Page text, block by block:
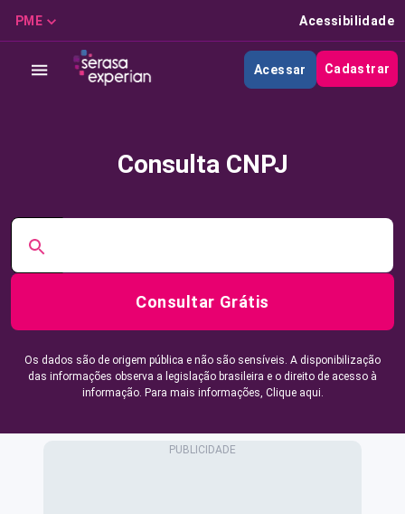
PME Acessibilidade
Acessar Cadastrar
Consulta CNPJ
Consultar Grátis
Os dados são de origem pública e não são sensíveis. A disponibilização
das informações observa a legislação brasileira e o direito de acesso à
informação. Para mais informações, Clique aqui.